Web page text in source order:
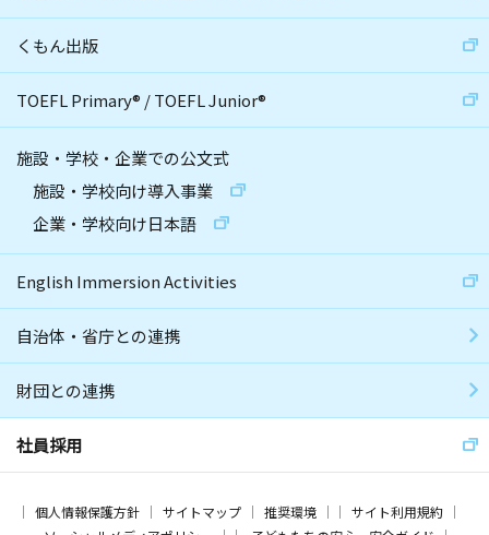
くもん出版
TOEFL Primary® /TOEFL Junior®
施設・学校・企業での公文式
施設・学校向け導入事業
企業・学校向け日本語
English Immersion Activities
自治体・省庁との連携
財団との連携
社員採用
個人情報保護方針 サイトマップ 推奨環境
サイト利用規約